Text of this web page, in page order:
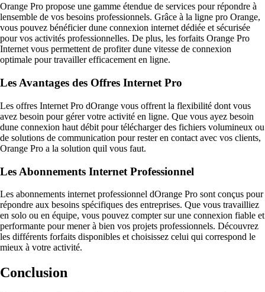
Orange Pro propose une gamme étendue de services pour répondre à
lensemble de vos besoins professionnels. Grâce à la ligne pro Orange,
vous pouvez bénéficier dune connexion internet dédiée et sécurisée
pour vos activités professionnelles. De plus, les forfaits Orange Pro
Internet vous permettent de profiter dune vitesse de connexion
optimale pour travailler efficacement en ligne.
Les Avantages des Offres Internet Pro
Les offres Internet Pro dOrange vous offrent la flexibilité dont vous
avez besoin pour gérer votre activité en ligne. Que vous ayez besoin
dune connexion haut débit pour télécharger des fichiers volumineux ou
de solutions de communication pour rester en contact avec vos clients,
Orange Pro a la solution quil vous faut.
Les Abonnements Internet Professionnel
Les abonnements internet professionnel dOrange Pro sont conçus pour
répondre aux besoins spécifiques des entreprises. Que vous travailliez
en solo ou en équipe, vous pouvez compter sur une connexion fiable et
performante pour mener à bien vos projets professionnels. Découvrez
les différents forfaits disponibles et choisissez celui qui correspond le
mieux à votre activité.
Conclusion